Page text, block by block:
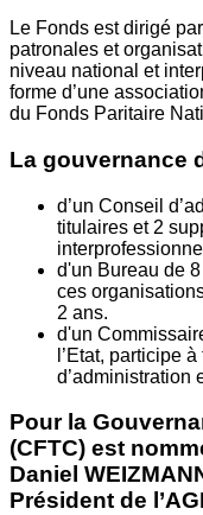
Le Fonds est dirigé
patronales et
niveau national et
forme d’une
du Fonds Paritaire
La gouvernance
d’un Conseil
titulaires et 2
d'un Bureau de
ces
2 ans.
d'un
l’Etat, participe
d’administration
Pour la
(CFTC) est
Daniel
Président de